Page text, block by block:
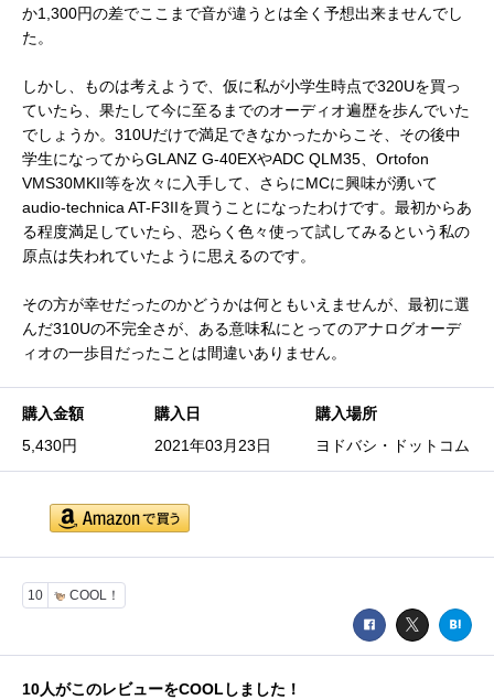
か1,300円の差でここまで音が違うとは全く予想出来ませんでし
た。
しかし、ものは考えようで、仮に私が小学生時点で320Uを買っ
ていたら、果たして今に至るまでのオーディオ遍歴を歩んでいた
でしょうか。310Uだけで満足できなかったからこそ、その後中
学生になってからGLANZ G-40EXやADC QLM35、Ortofon
VMS30MKII等を次々に入手して、さらにMCに興味が湧いて
audio-technica AT-F3IIを買うことになったわけです。最初からあ
る程度満足していたら、恐らく色々使って試してみるという私の
原点は失われていたように思えるのです。
その方が幸せだったのかどうかは何ともいえませんが、最初に選
んだ310Uの不完全さが、ある意味私にとってのアナログオーデ
ィオの一歩目だったことは間違いありません。
購入金額
5,430円
購入日
2021年03月23日
購入場所
ヨドバシ・ドットコム
10 COOL！
10人がこのレビューをCOOLしました！